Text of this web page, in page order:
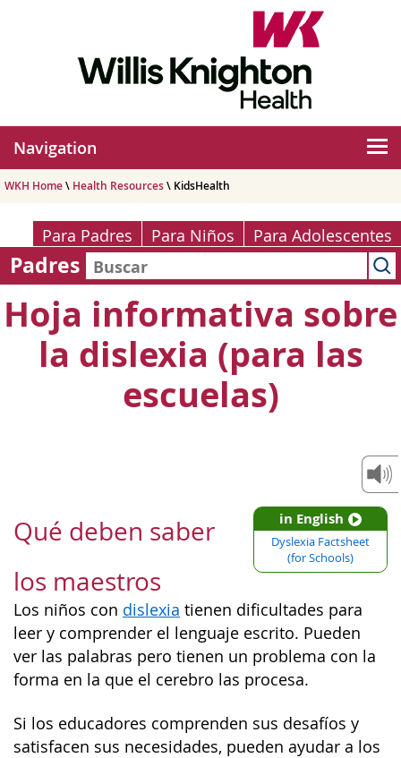
Navigation
WKH Home\ Health Resources\ KidsHealth
Para Padres Para Niños Para Adolescentes
Padres
Hoja informativa sobre
la dislexia (para las
escuelas)
in English
Dyslexia Factsheet
(for Schools)
Qué deben saber
los maestros
Los niños con dislexia tienen dificultades para
leer y comprender el lenguaje escrito. Pueden
ver las palabras pero tienen un problema con la
forma en la que el cerebro las procesa.
Si los educadores comprenden sus desafíos y
satisfacen sus necesidades, pueden ayudar a los